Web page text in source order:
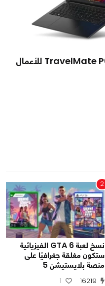
آيسر تكشف عن حاسوب TravelMate P6 14 AI للأعمال
2
نسخ لعبة GTA 6 الفيزيائية
ستكون مغلقة جغرافيًا على
منصة بلايستيشن 5
16219
1